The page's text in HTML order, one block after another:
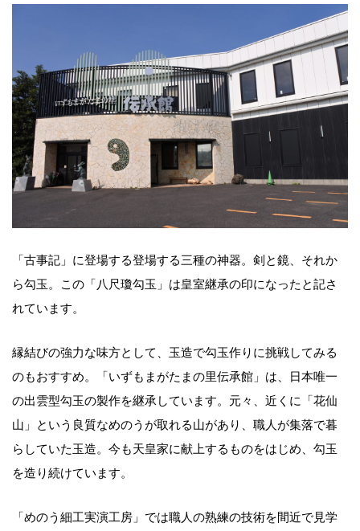
「古事記」に登場する登場する三種の神器。剣と鏡、それか
ら勾玉。この「八尺瓊勾玉」は皇室継承の印になったと記さ
れています。
縁結びの強力な味方として、玉造で勾玉作りに挑戦してみる
のもおすすめ。「いずもまがたまの里伝承館」は、日本唯一
の出雲型勾玉の製作を継承しています。元々、近くに「花仙
山」という良質なめのうが取れる山があり、職人が集落で暮
らしていた玉造。今も天皇家に献上するものをはじめ、勾玉
を造り続けています。
「めのう細工実演工房」では職人の熟練の技術を間近で見学